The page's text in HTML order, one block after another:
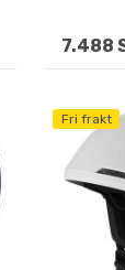
7.488
Fri frakt